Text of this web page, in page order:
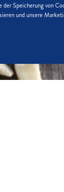
Speicherung von
und unsere